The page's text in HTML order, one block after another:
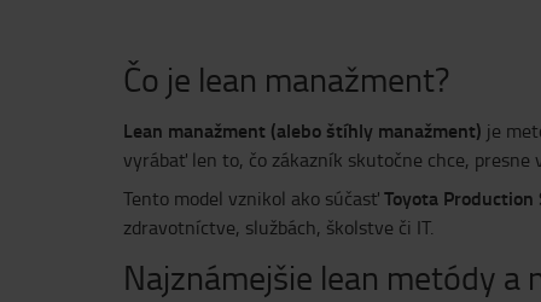
Čo je lean manažment?
Lean manažment (alebo štíhly manažment) je
vyrábať len to, čo zákazník skutočne chce, presne
Tento model vznikol ako súčasťToyota Production
zdravotníctve, službách, školstve či IT.
Najznámejšie lean metódy a